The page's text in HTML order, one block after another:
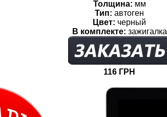
Толщина: мм
Тип: автоген
Цвет: черный
В комплекте: зажигалка
116 ГРН